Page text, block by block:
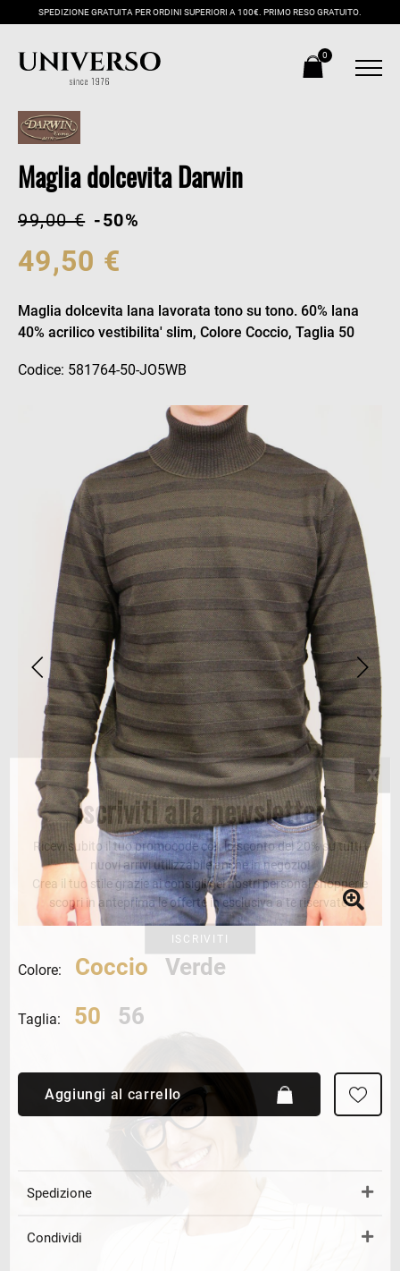
SPEDIZIONE GRATUITA PER ORDINI SUPERIORI A 100€. PRIMO RESO GRATUITO.
0
Maglia dolcevita Darwin
99,00 € -50%
49,50 €
Maglia dolcevita lana lavorata tono su tono. 60% lana
40% acrilico vestibilita' slim, Colore Coccio, Taglia 50
Codice: 581764-50-JO5WB
Colore: Coccio Verde
Taglia: 50 56
Aggiungi al carrello
Spedizione
Condividi
Iscriviti alla newsletter
Ricevi subito il tuo promocode con lo sconto del 20% su tutti i
nuovi arrivi utilizzabile anche in negozio!
Crea il tuo stile grazie ai consigli dei nostri personal shopper e
scopri in anteprima le offerte in esclusiva a te riservate.
ISCRIVITI